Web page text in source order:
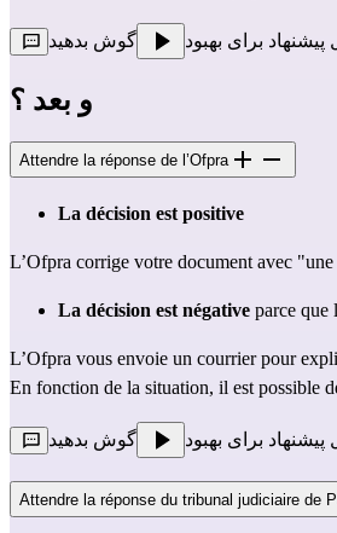
پیشنهاد برای بهبود گوش بدهید
و بعد ؟
Attendre la réponse de l’Ofpra
La décision est positive
L’Ofpra corrige votre document avec
La décision est négative parce que
L’Ofpra vous envoie un courrier pour
En fonction de la situation, il est possible
پیشنهاد برای بهبود گوش بدهید
Attendre la réponse du tribunal judiciaire de